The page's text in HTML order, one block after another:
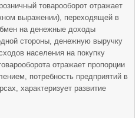
товарооборот отража­ет
выражении), переходящей в
на денежные доходы
стороны, денежную выручку
населения на покупку
отражает пропорции
потребность предприятий в
характеризует развитие